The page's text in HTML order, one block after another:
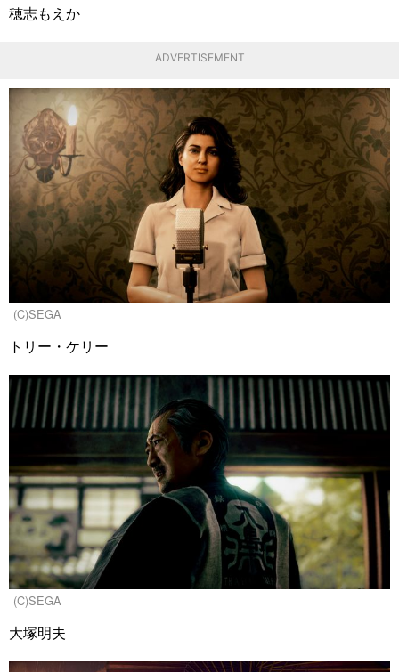
穂志もえか
ADVERTISEMENT
(C)SEGA
トリー・ケリー
(C)SEGA
大塚明夫